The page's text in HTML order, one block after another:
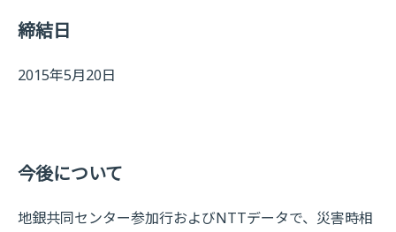
締結日
2015年5月20日
今後について
地銀共同センター参加行およびNTTデータで、災害時相